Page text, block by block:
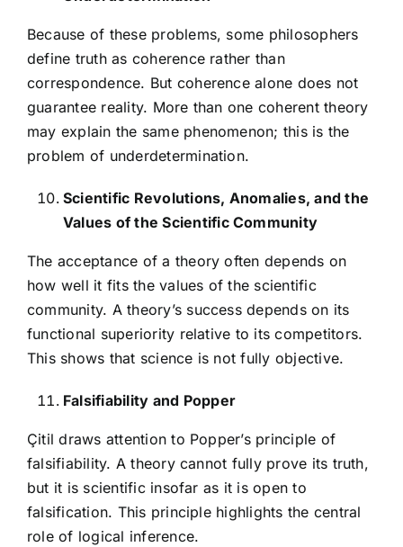
Because of these problems, some philosophers
define truth as coherence rather than
correspondence. But coherence alone does not
guarantee reality. More than one coherent theory
may explain the same phenomenon; this is the
problem of underdetermination.
Scientific Revolutions, Anomalies, and the
Values of the Scientific Community
The acceptance of a theory often depends on
how well it fits the values of the scientific
community. A theory’s success depends on its
functional superiority relative to its competitors.
This shows that science is not fully objective.
Falsifiability and Popper
Çitil draws attention to Popper’s principle of
falsifiability. A theory cannot fully prove its truth,
but it is scientific insofar as it is open to
falsification. This principle highlights the central
role of logical inference.